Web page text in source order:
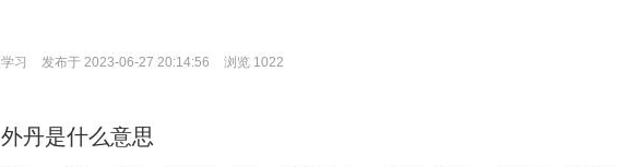
学习 发布于 2023-06-27 20:14:56 浏览 1022
外丹是什么意思